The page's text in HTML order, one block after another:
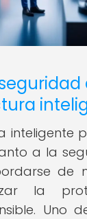
inteligente
a la
de
la
Uno